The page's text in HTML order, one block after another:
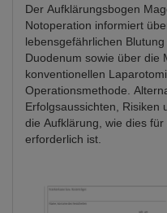
Der Aufklärungsbogen
Notoperation informiert
lebensgefährlichen
Duodenum sowie über die
konventionellen
Operationsmethode.
Erfolgsaussichten, Risiken
die Aufklärung, wie dies
erforderlich ist.